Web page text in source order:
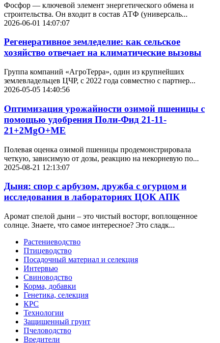
Фосфор — ключевой элемент энергетического обмена и
строительства. Он входит в состав АТФ (универсаль...
2026-06-01 14:07:07
Регенеративное земледелие: как сельское
хозяйство отвечает на климатические вызовы
Группа компаний «АгроТерра», один из крупнейших
землевладельцев ЦЧР, с 2022 года совместно с партнер...
2026-05-05 14:40:56
Оптимизация урожайности озимой пшеницы с
помощью удобрения Поли-Фид 21-11-
21+2MgO+ME
Полевая оценка озимой пшеницы продемонстрировала
четкую, зависимую от дозы, реакцию на некорневую по...
2025-08-21 12:13:07
Дыня: спор с арбузом, дружба с огурцом и
исследования в лабораториях ЦОК АПК
Аромат спелой дыни – это чистый восторг, воплощенное
солнце. Знаете, что самое интересное? Это сладк...
Растениеводство
Птицеводство
Посадочный материал и селекция
Интервью
Свиноводство
Корма, добавки
Генетика, селекция
КРС
Технологии
Защищенный грунт
Пчеловодство
Вредители